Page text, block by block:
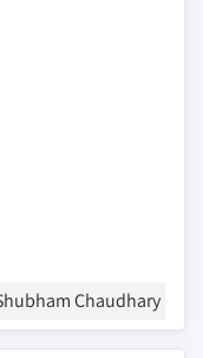
Chaudhary